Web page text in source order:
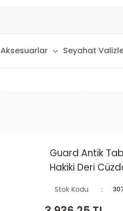
Aksesuarlar Seyahat
Guard Antik
Hakiki Deri
Stok Kodu